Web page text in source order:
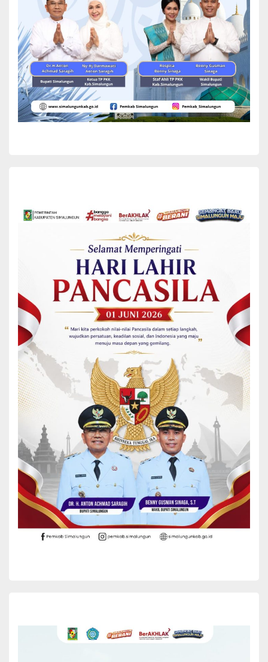
keduanya selalu dalam keadaan sehat walafiat.
Selain itu, Supriatik menjelaskan bahwa Majelis Taklim Al-Ikhlas
merupakan salah satu majelis yang mengikuti program Kemeterian
Agama, memiliki legalitas berupa akte notaris, dan
menyelenggarakan berbagai kegiatan termasuk Peringatan Hari
Besar Islam (PHBI), penyantunan anak yatim, serta kaum duafa
yang bersumber dari kas majelis.
“Alhamdulillah hari ini kita bongkar inilah yang kita laksanakan.
Sucipto menyebutkan bahwa kehadiran ibu-ibu pengurus PKK
merupakan kebanggaan bagi nagori dan diharapkan dapat menjadi
penyemangat bagi Majelis Taklim untuk berkembang lebih baik ke
depannya. Sucipto juga menjelaskan tentang topografi Nagori
Padang Mainu kepada undangan.
Mewakili pengurus TP PKK Kabupaten Simalungun dan sebagai
Ketua I Bidang Pembinaan Karakter Keluarga, Lurinim Purba
menyampaikan salam dari Ny. Darmawati yang tidak dapat hadir
karena adanya kegiatan lain.
Lurinim mengapresiasi Majelis Taklim Al-Ikhlas yang telah
menyelenggarakan pengajian bersamaan dengan pemberian
santunan, terutama karena majelis tersebut telah memiliki legalitas
dan akte notaris.
Lurinim menambahkan bahwa kegiatan ini juga sesuai dengan
program PKK yaitu Penghayatan Pengalaman Pancasila
khususnya aspek Ketuhanan Yang Maha Esa. Ia berharap melalui
pengajian ini, nilai-nilai kebaikan dan semangat baru dapat
terbangun untuk meningkatkan kualitas ibadah dan akhlak mulia,
serta tetap istiqomah dalam berbuat kebaikan dan membantu
Bupati mewujudkan Simalungun yang maju.
Acara pengajian diisi dengan tausyah yang disampaikan oleh Al-
Ustadz Erik, S.Ag, dan diakhiri dengan penyantunan anak yatim dan